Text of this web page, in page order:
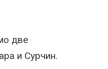
две
и Сурчин.